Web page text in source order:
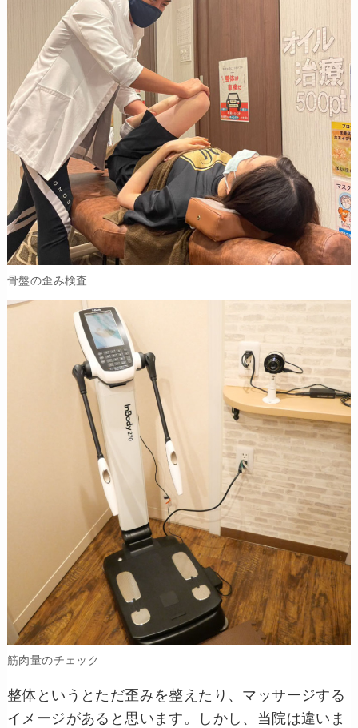
骨盤の歪み検査
筋肉量のチェック
整体というとただ歪みを整えたり、マッサージする
イメージがあると思います。しかし、当院は違いま